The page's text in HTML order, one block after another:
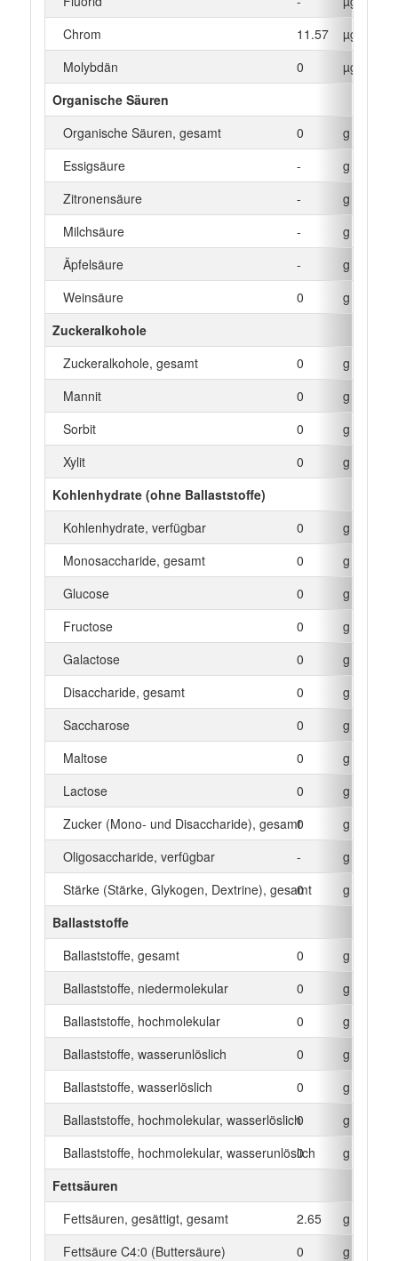
Chrom
11.57
µg
Molybdän
0
µg
Organische Säuren
Organische Säuren, gesamt
0
g
Essigsäure
-
g
Zitronensäure
-
g
Milchsäure
-
g
Äpfelsäure
-
g
Weinsäure
0
g
Zuckeralkohole
Zuckeralkohole, gesamt
0
g
Mannit
0
g
Sorbit
0
g
Xylit
0
g
Kohlenhydrate (ohne Ballaststoffe)
Kohlenhydrate, verfügbar
0
g
Monosaccharide, gesamt
0
g
Glucose
0
g
Fructose
0
g
Galactose
0
g
Disaccharide, gesamt
0
g
Saccharose
0
g
Maltose
0
g
Lactose
0
g
Zucker (Mono- und Disaccharide), gesamt0
g
Oligosaccharide, verfügbar
-
g
Stärke (Stärke, Glykogen, Dextrine), gesamt
0
g
Ballaststoffe
Ballaststoffe, gesamt
0
g
Ballaststoffe, niedermolekular
0
g
Ballaststoffe, hochmolekular
0
g
Ballaststoffe, wasserunlöslich
0
g
Ballaststoffe, wasserlöslich
0
g
Ballaststoffe, hochmolekular, wasserlöslich0
g
Ballaststoffe, hochmolekular, wasserunlöslich
0
g
Fettsäuren
Fettsäuren, gesättigt, gesamt
2.65
g
Fettsäure C4:0 (Buttersäure)
0
g